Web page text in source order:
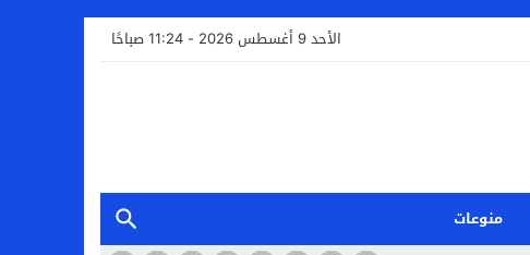
الأحد 9 أغسطس 2026 - 11:24 صباحًا
منوعات